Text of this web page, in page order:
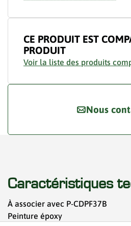
CE PRODUIT EST
PRODUIT
Voir la liste des produits
Nous
Caractéristiques
À associer avec P-CDPF37B​
Peinture époxy